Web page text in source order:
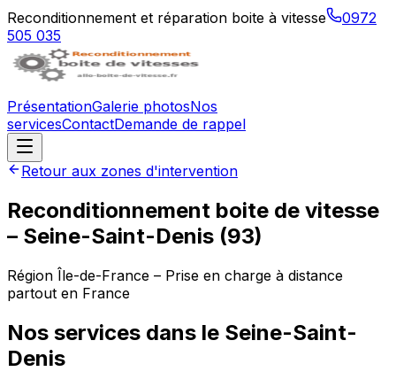
Reconditionnement et réparation boite à vitesse
0972
505 035
PrésentationGalerie photosNos
servicesContactDemande de rappel
Retour aux zones d'intervention
Reconditionnement boite de vitesse
– Seine-Saint-Denis (93)
Région Île-de-France – Prise en charge à distance
partout en France
Nos services dans le Seine-Saint-
Denis